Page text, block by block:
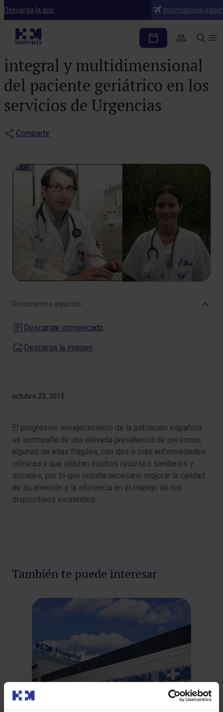
Descarga la app International
Notas de prensa
Los expertos abogan por
la valoración y manejo
integral y multidimensional
del paciente geriátrico en los
servicios de Urgencias
Compartir
octubre 23, 2015
El progresivo envejecimiento de la población española
se acompaña de una elevada prevalencia de personas,
algunas de ellas frágiles, con dos o más enfermedades
crónicas y que utilizan muchos recursos sanitarios y
sociales, por lo que resulta necesario mejorar la calidad
de su atención y la eficiencia en el manejo de los
dispositivos existentes.
Documentos adjuntos
Descargar comunicado
Descarga la imagen
También te puede interesar